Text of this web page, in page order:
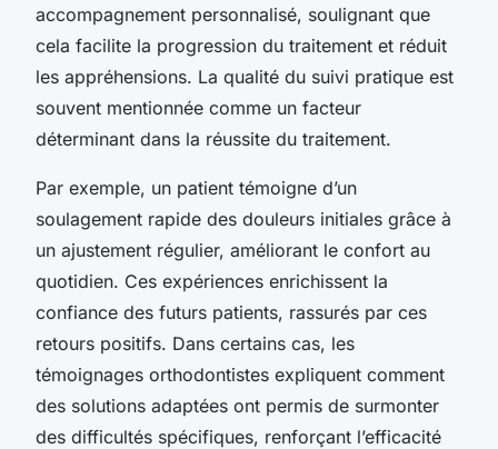
accompagnement personnalisé, soulignant que
cela facilite la progression du traitement et réduit
les appréhensions. La qualité du suivi pratique est
souvent mentionnée comme un facteur
déterminant dans la réussite du traitement.
Par exemple, un patient témoigne d’un
soulagement rapide des douleurs initiales grâce à
un ajustement régulier, améliorant le confort au
quotidien. Ces expériences enrichissent la
confiance des futurs patients, rassurés par ces
retours positifs. Dans certains cas, les
témoignages orthodontistes expliquent comment
des solutions adaptées ont permis de surmonter
des difficultés spécifiques, renforçant l’efficacité